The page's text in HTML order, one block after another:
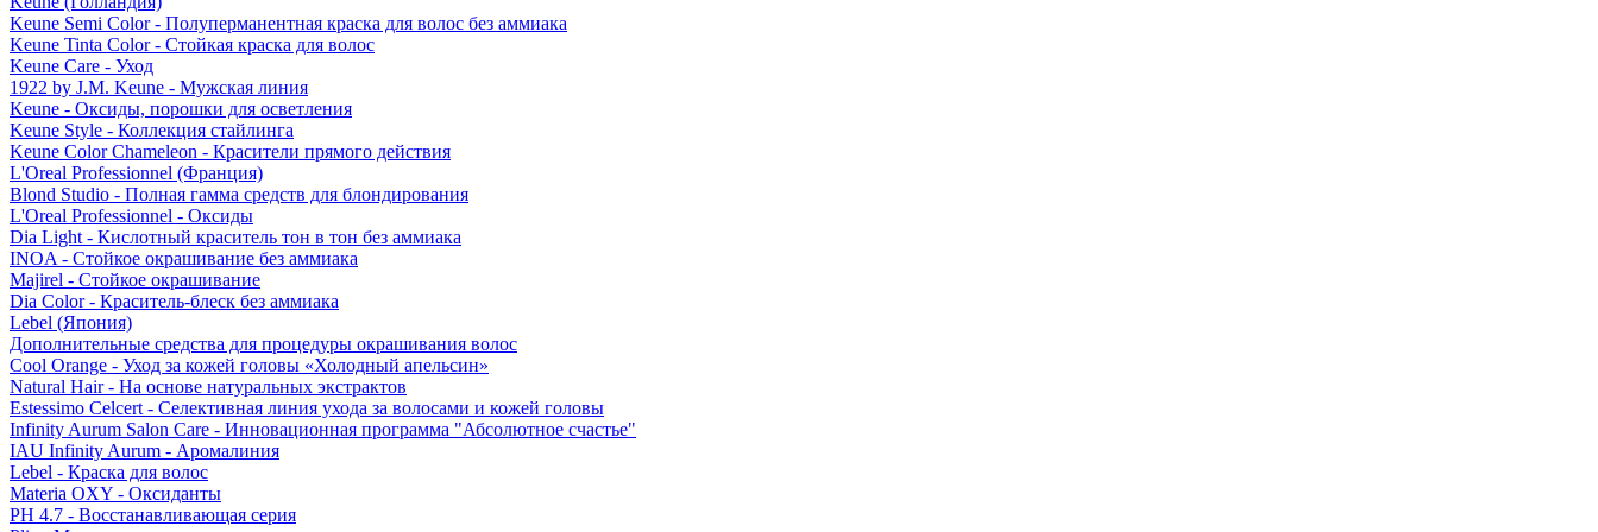
Keune Semi Color - Полуперманентная краска для волос без аммиака
Keune Tinta Color - Стойкая краска для волос
Keune Care - Уход
1922 by J.M. Keune - Мужская линия
Keune - Оксиды, порошки для осветления
Keune Style - Коллекция стайлинга
Keune Color Chameleon - Красители прямого действия
L'Oreal Professionnel (Франция)
Blond Studio - Полная гамма средств для блондирования
L'Oreal Professionnel - Оксиды
Dia Light - Кислотный краситель тон в тон без аммиака
INOA - Стойкое окрашивание без аммиака
Majirel - Стойкое окрашивание
Dia Color - Краситель-блеск без аммиака
Lebel (Япония)
Дополнительные средства для процедуры окрашивания волос
Cool Orange - Уход за кожей головы «Холодный апельсин»
Natural Hair - На основе натуральных экстрактов
Estessimo Celcert - Селективная линия ухода за волосами и кожей головы
Infinity Aurum Salon Care - Инновационная программа "Абсолютное счастье"
IAU Infinity Aurum - Аромалиния
Lebel - Краска для волос
Materia OXY - Оксиданты
PH 4.7 - Восстанавливающая серия